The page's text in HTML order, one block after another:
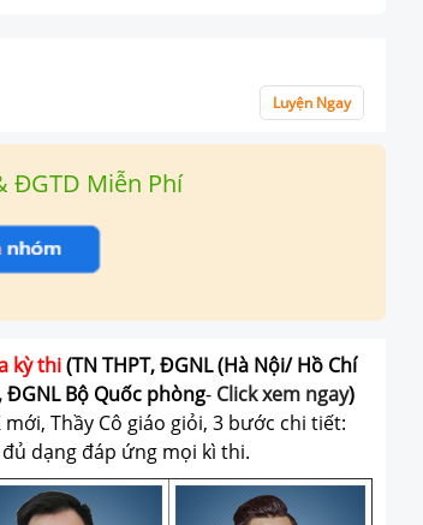
Luyện Ngay
ĐGTD Miễn Phí
kỳ thi(TN THPT, ĐGNL (Hà Nội/ Hồ Chí
ĐGNL Bộ Quốc phòng- Click xem ngay)
Thầy Cô giáo giỏi, 3 bước chi tiết:
dạng đáp ứng mọi kì thi.